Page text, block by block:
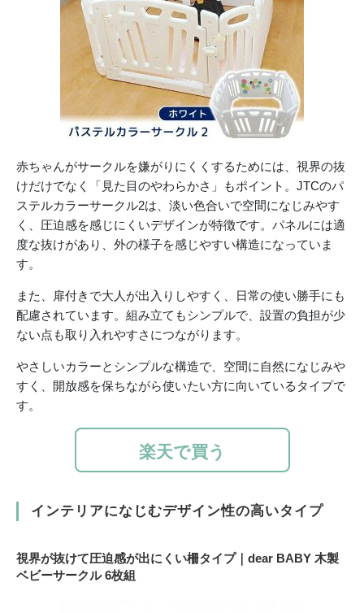
赤ちゃんがサークルを嫌がりにくくするためには、視界の抜
けだけでなく「見た目のやわらかさ」もポイント。JTCのパ
ステルカラーサークル2は、淡い色合いで空間になじみやす
く、圧迫感を感じにくいデザインが特徴です。パネルには適
度な抜けがあり、外の様子を感じやすい構造になっていま
す。
また、扉付きで大人が出入りしやすく、日常の使い勝手にも
配慮されています。組み立てもシンプルで、設置の負担が少
ない点も取り入れやすさにつながります。
やさしいカラーとシンプルな構造で、空間に自然になじみや
すく、開放感を保ちながら使いたい方に向いているタイプで
す。
楽天で買う
インテリアになじむデザイン性の高いタイプ
視界が抜けて圧迫感が出にくい柵タイプ｜dear BABY 木製
ベビーサークル 6枚組